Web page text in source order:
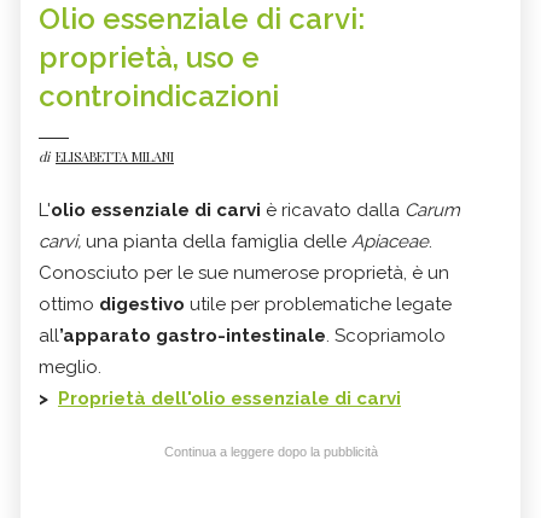
Olio essenziale di carvi:
proprietà, uso e
controindicazioni
di ELISABETTA MILANI
L'olio essenziale di carvi è ricavato dalla Carum
carvi, una pianta della famiglia delle Apiaceae.
Conosciuto per le sue numerose proprietà, è un
ottimo digestivo utile per problematiche legate
all’apparato gastro-intestinale. Scopriamolo
meglio.
> Proprietà dell'olio essenziale di carvi
Continua a leggere dopo la pubblicità